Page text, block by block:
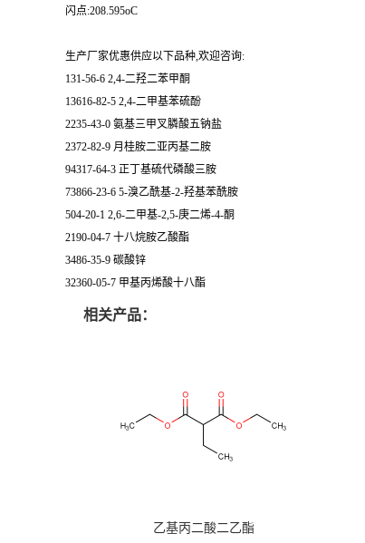
闪点:208.595oC
生产厂家优惠供应以下品种,欢迎咨询:
131-56-6 2,4-二羟二苯甲酮
13616-82-5 2,4-二甲基苯硫酚
2235-43-0 氨基三甲叉膦酸五钠盐
2372-82-9 月桂胺二亚丙基二胺
94317-64-3 正丁基硫代磷酸三胺
73866-23-6 5-溴乙酰基-2-羟基苯酰胺
504-20-1 2,6-二甲基-2,5-庚二烯-4-酮
2190-04-7 十八烷胺乙酸酯
3486-35-9 碳酸锌
32360-05-7 甲基丙烯酸十八酯
相关产品：
乙基丙二酸二乙酯